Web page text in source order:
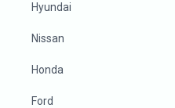
Hyundai
Nissan
Honda
Ford